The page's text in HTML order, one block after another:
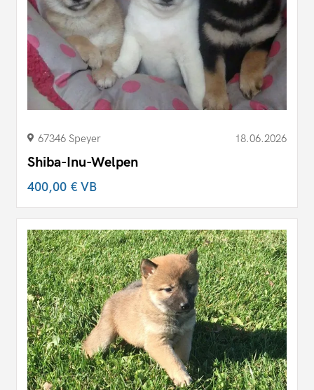
67346 Speyer 18.06.2026
Shiba-Inu-Welpen
400,00 €VB